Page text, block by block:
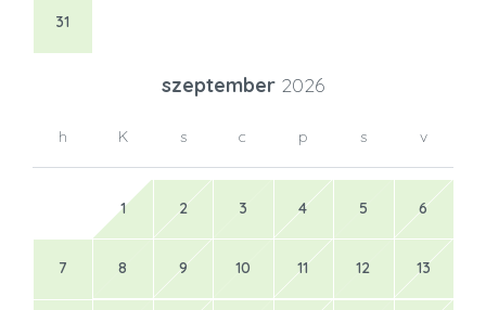
31
szeptember 2026
h K s c p s v
1 2 3 4 5 6
7 8 9 10 11 12 13